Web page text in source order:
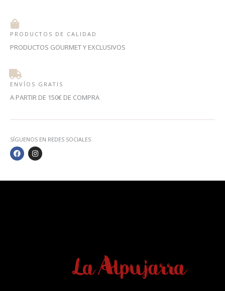
PRODUCTOS DE CALIDAD
PRODUCTOS GOURMET Y EXCLUSIVOS
ENVÍOS GRATIS
A PARTIR DE 150€ DE COMPRA
SÍGUENOS EN REDES SOCIALES
F
A
C
I
N
S